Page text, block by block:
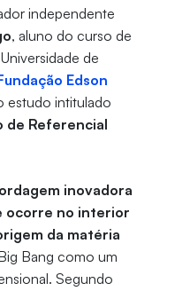
independente
, aluno do curso de
de
Edson
intitulado
de Referencial
inovadora
ocorre no interior
da matéria
Bang como um
Segundo